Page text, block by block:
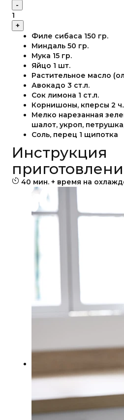
-
1
+
Филе сибаса 150 гр.
Миндаль 50 гр.
Мука 15 гр.
Яйцо 1 шт.
Растительное масло
Авокадо 3 ст.л.
Сок лимона 1 ст.л.
Корнишоны, кперсы 2
Мелко нарезанная
шалот, укроп,
Соль, перец 1 щипотка
Инструкция
40 мин. + время на